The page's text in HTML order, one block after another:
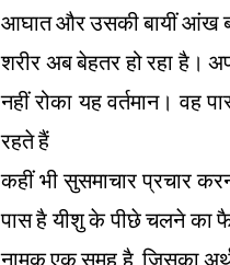
आघात और उसकी बायीं आंख
शरीर अब बेहतर हो रहा है।
नहीं रोका यह वर्तमान। वह
रहते हैं
कहीं भी सुसमाचार प्रचार
पास है यीशु के पीछे चलने का
नामक एक समूह है, जिसका